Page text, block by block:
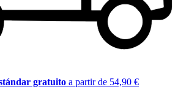
gratuito a partir de 54,90 €